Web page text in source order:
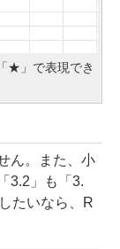
★」で表現でき
ん。また、小
3.2」も「3.
たいなら、R